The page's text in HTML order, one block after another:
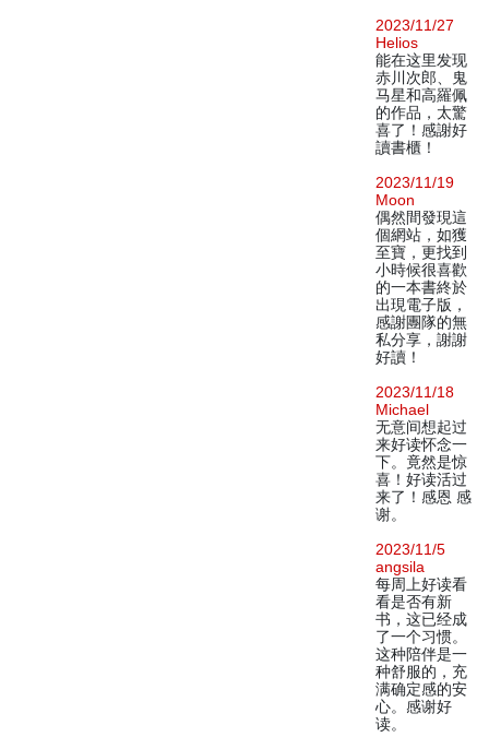
2023/11/27
Helios
能在这里发现
赤川次郎、鬼
马星和高羅佩
的作品，太驚
喜了！感謝好
讀書櫃！
2023/11/19
Moon
偶然間發現這
個網站，如獲
至寶，更找到
小時候很喜歡
的一本書終於
出現電子版，
感謝團隊的無
私分享，謝謝
好讀！
2023/11/18
Michael
无意间想起过
来好读怀念一
下。竟然是惊
喜！好读活过
来了！感恩 感
谢。
2023/11/5
angsila
每周上好读看
看是否有新
书，这已经成
了一个习惯。
这种陪伴是一
种舒服的，充
满确定感的安
心。感谢好
读。